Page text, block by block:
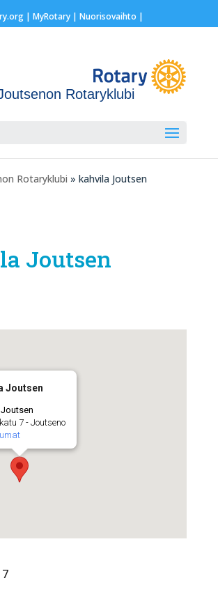
| MyRotary | Nuorisovaihto |
Rotaryklubi
Rotaryklubi » kahvila Joutsen
Joutsen
Joutsen
7 - Joutseno